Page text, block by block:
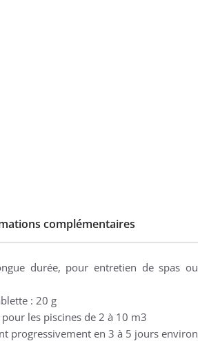
complémentaires
durée, pour entretien de spas ou
: 20 g
les piscines de 2 à 10 m3
progressivement en 3 à 5 jours environ